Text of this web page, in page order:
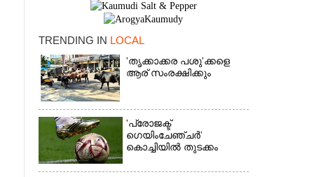
TRENDING IN LOCAL
'തൃക്കാക്കര പശു'ക്കളെ
ആര് സംരക്ഷിക്കും
'പ്രോജക്ട്
ഗെയിംചേഞ്ചർ'
കൊച്ചിയിൽ തുടക്കം
×